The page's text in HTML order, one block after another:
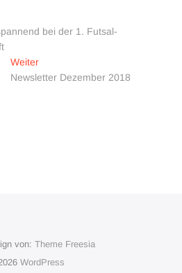
bei der 1. Futsal-
WeiterNächster
Beitrag:
Newsletter Dezember 2018
von: Theme Freesia
WordPress